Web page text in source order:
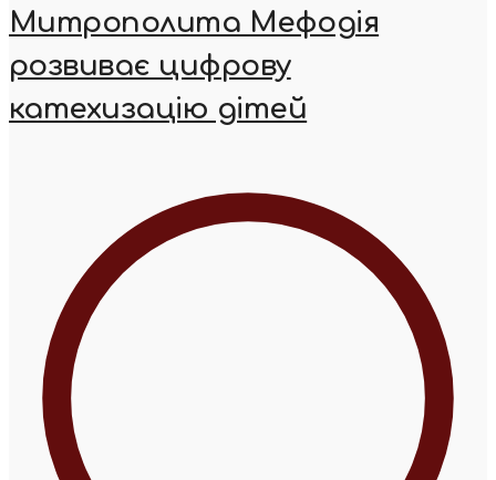
Митрополита Мефодія
розвиває цифрову
катехизацію дітей